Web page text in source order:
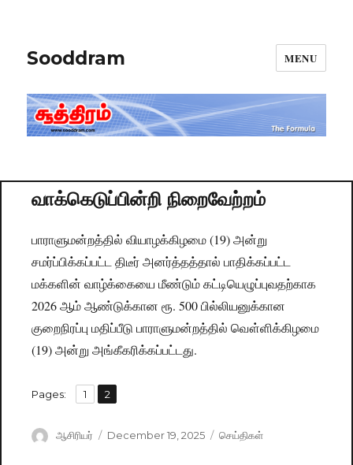
Sooddram MENU
வாக்கெடுப்பின்றி நிறைவேற்றம்
பாராளுமன்றத்தில் வியாழக்கிழமை (19) அன்று
சமர்ப்பிக்கப்பட்ட திடீர் அனர்த்தத்தால் பாதிக்கப்பட்ட
மக்களின் வாழ்க்கையை மீண்டும் கட்டியெழுப்புவதற்காக
2026 ஆம் ஆண்டுக்கான ரூ. 500 பில்லியனுக்கான
குறைநிரப்பு மதிப்பீடு பாராளுமன்றத்தில் வௌ்ளிக்கிழமை
(19) அன்று அங்கீகரிக்கப்பட்டது.
Pages: Page
1 ,
Page
2
Author
ஆசிரியர்
Posted
December 19, 2025 Categories
செய்திகள்